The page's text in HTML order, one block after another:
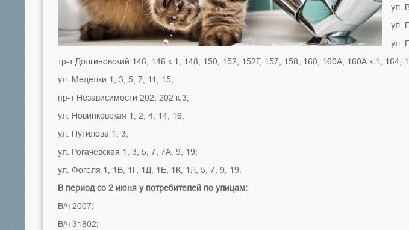
ул.
ул.
ул.
тр-т Долгиновский 146, 146 к.1, 148, 150, 152, 152Г, 157, 158, 160, 160А, 160А к.1, 164,
ул. Меделки 1, 3, 5, 7, 11, 15;
пр-т Независимости 202, 202 к.3;
ул. Новинковская 1, 2, 4, 14, 16;
ул. Путилова 1, 3;
ул. Рогачевская 1, 3, 5, 7, 7А, 9, 19;
ул. Фогеля 1, 1В, 1Г, 1Д, 1Е, 1К, 1Л, 5, 7, 9, 19.
В период со 2 июня у потребителей по улицам:
В/ч 2007;
В/ч 31802;